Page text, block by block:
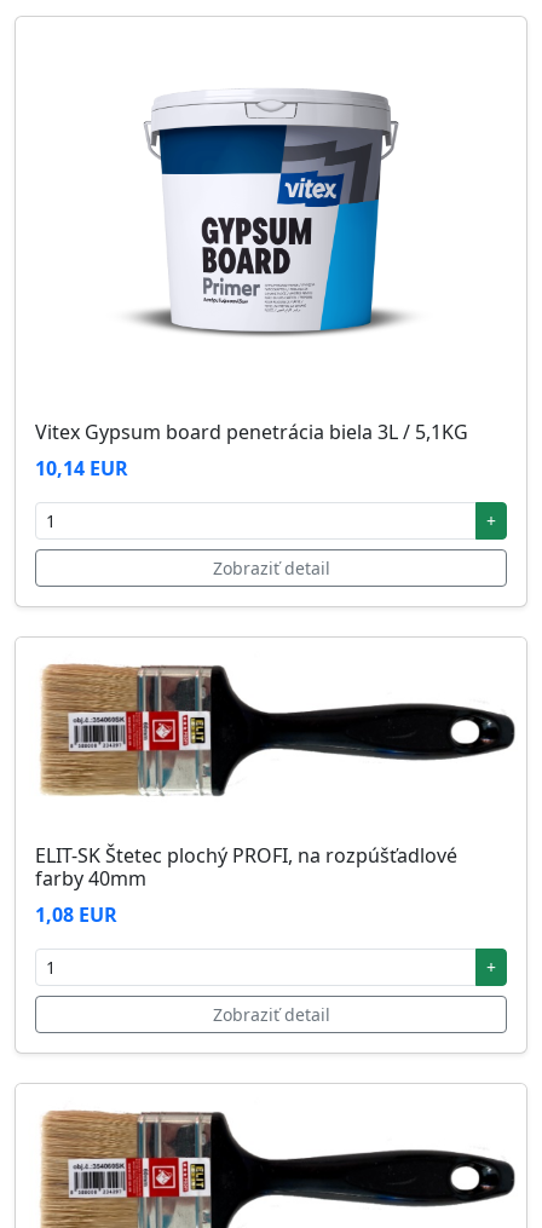
Vitex Gypsum board penetrácia biela 3L / 5,1KG
10,14 EUR
+
Zobraziť detail
ELIT-SK Štetec plochý PROFI, na rozpúšťadlové
farby 40mm
1,08 EUR
+
Zobraziť detail